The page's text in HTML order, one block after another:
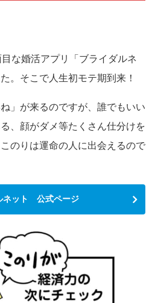
な婚活アプリ「ブライダルネ
。そこで人生初モテ期到来！
」が来るのですが、誰でもいい
、顔がダメ等たくさん仕分けを
のりは運命の人に出会えるので
ネット 公式ページ